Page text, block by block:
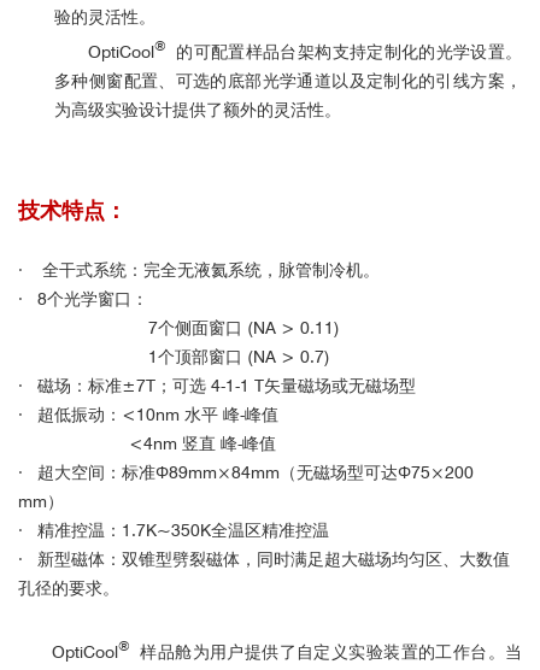
验的灵活性。
OptiCool®
的可配置样品台架构支持定制化的光学设置。
多种侧窗配置、可选的底部光学通道以及定制化的引线方案，
为高级实验设计提供了额外的灵活性。
技术特点：
· 全干式系统：完全无液氦系统，脉管制冷机。
· 8个光学窗口：
7个侧面窗口 (NA > 0.11)
1个顶部窗口 (NA > 0.7)
· 磁场：标准±7T；可选 4-1-1 T矢量磁场或无磁场型
· 超低振动：<10nm 水平 峰-峰值
<4nm 竖直 峰-峰值
· 超大空间：标准Φ89mm×84mm（无磁场型可达Φ75×200
mm）
· 精准控温：1.7K~350K全温区精准控温
· 新型磁体：双锥型劈裂磁体，同时满足超大磁场均匀区、大数值
孔径的要求。
OptiCool®
样品舱为用户提供了自定义实验装置的工作台。当